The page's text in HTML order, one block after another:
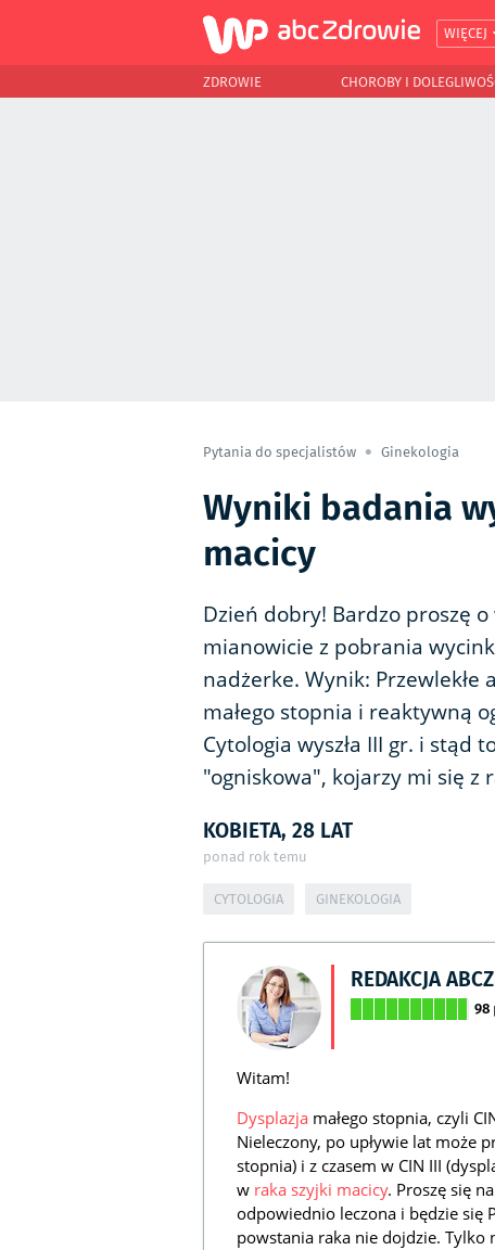
WIĘCEJ
ZDROWIE CHOROBY I
Pytania do specjalistów Ginekologia
Wyniki badania
macicy
Dzień dobry! Bardzo proszę
mianowicie z pobrania
nadżerke. Wynik:
małego stopnia i reaktywną
Cytologia wyszła III gr. i
"ogniskowa", kojarzy mi się z
KOBIETA, 28 LAT
ponad rok temu
CYTOLOGIA GINEKOLOGIA
REDAKCJA
98
Witam!
Dysplazja małego stopnia, czyli
Nieleczony, po upływie lat może
stopnia) i z czasem w CIN III
w raka szyjki macicy. Proszę się
odpowiednio leczona i będzie się
powstania raka nie dojdzie. Tylko